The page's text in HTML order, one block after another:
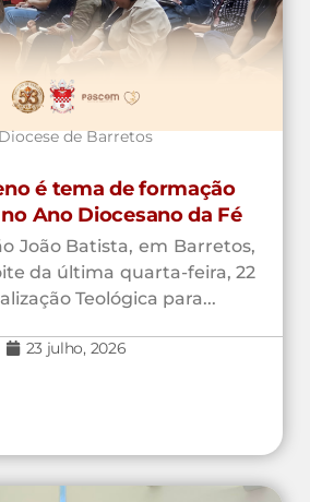
de Barretos
é tema de formação
Ano Diocesano da Fé
João Batista, em Barretos,
da última quarta-feira, 22
Teológica para...
23 julho, 2026